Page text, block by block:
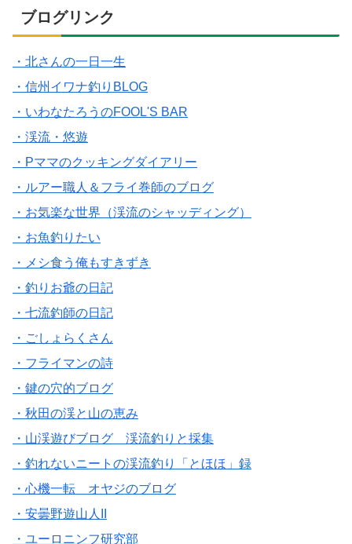
ブログリンク
・北さんの一日一生
・信州イワナ釣りBLOG
・いわなたろうのFOOL'S BAR
・渓流・悠遊
・Pママのクッキングダイアリー
・ルアー職人＆フライ巻師のブログ
・お気楽な世界（渓流のシャッディング）
・お魚釣りたい
・メシ食う俺もすきずき
・釣りお爺の日記
・七流釣師の日記
・ごしょらくさん
・フライマンの詩
・鍵の穴的ブログ
・秋田の渓と山の恵み
・山渓遊びブログ 渓流釣りと採集
・釣れないニートの渓流釣り「とほほ」録
・心機一転 オヤジのブログ
・安曇野遊山人II
・ユーロニンフ研究部